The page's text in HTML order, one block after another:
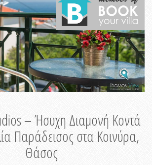
– Ήσυχη Διαμονή Κοντά
Παράδεισος στα Κοινύρα,
Θάσος